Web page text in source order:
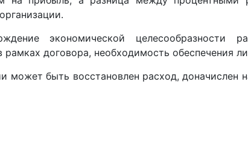
экономической целесообразности
договора, необходимость обеспечения
может быть восстановлен расход,